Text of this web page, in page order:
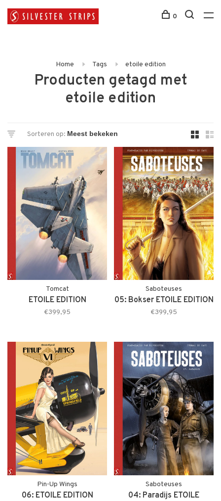
0
Home Tags etoile edition
Producten getagd met
etoile edition
Sorteren op:
Tomcat
ETOILE EDITION
€399,95
Saboteuses
05: Bokser ETOILE EDITION
€399,95
Pin-Up Wings
06: ETOILE EDITION
Saboteuses
04: Paradijs ETOILE